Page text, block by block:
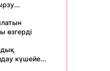
өзгерді
күшейе...